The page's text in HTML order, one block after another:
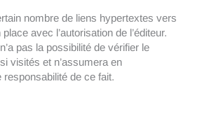
nombre de liens hypertextes vers
avec l’autorisation de l’éditeur.
pas la possibilité de vérifier le
visités et n’assumera en
de ce fait.